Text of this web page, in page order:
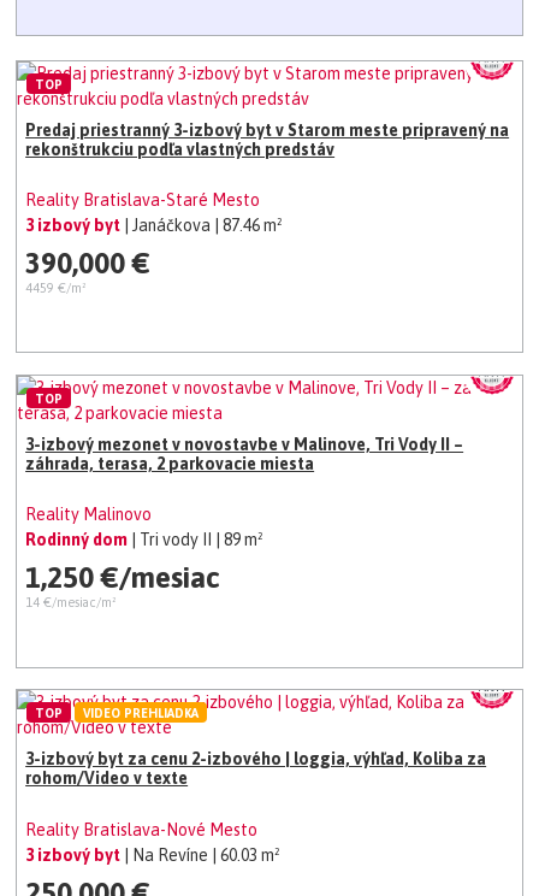
Predaj priestranný 3-izbový byt v Starom meste pripravený na
rekonštrukciu podľa vlastných predstáv
Reality Bratislava-Staré Mesto
3 izbový byt
| Janáčkova | 87.46 m²
390,000 €
4459 €/m²
TOP
3-izbový mezonet v novostavbe v Malinove, Tri Vody II –
záhrada, terasa, 2 parkovacie miesta
Reality Malinovo
Rodinný dom
| Tri vody II | 89 m²
1,250 €/mesiac
14 €/mesiac/m²
TOP
3-izbový byt za cenu 2-izbového | loggia, výhľad, Koliba za
rohom/Video v texte
Reality Bratislava-Nové Mesto
3 izbový byt | Na Revíne | 60.03 m²
TOP VIDEO PREHLIADKA